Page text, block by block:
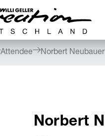
Attendee Norbert Neubauer
Norbert